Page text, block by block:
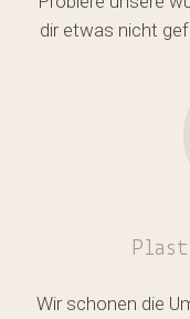
Es
dir etwas nicht
Wir schonen die